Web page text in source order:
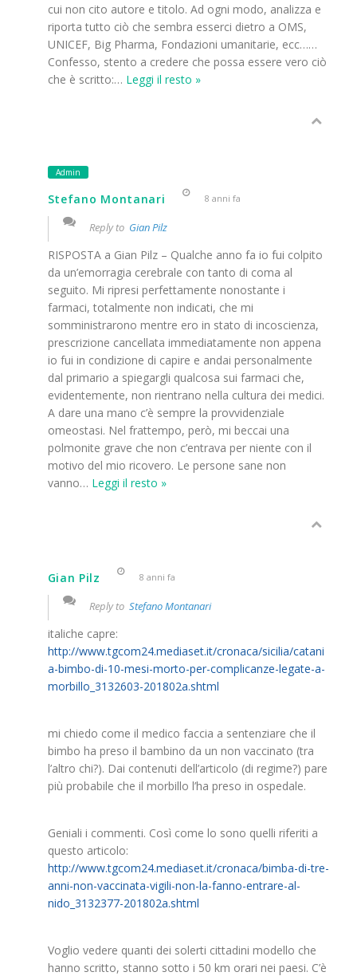
cui non cito autore e titolo. Ad ogni modo, analizza e
riporta tutto ciò che sembra esserci dietro a OMS,
UNICEF, Big Pharma, Fondazioni umanitarie, ecc……
Confesso, stento a credere che possa essere vero ciò
che è scritto:… Leggi il resto »
Admin
Stefano Montanari 8 anni fa
Reply to Gian Pilz
RISPOSTA a Gian Pilz – Qualche anno fa io fui colpito
da un’emorragia cerebrale con tanto di coma al
seguito. Mi ripresi perfettamente nonostante i
farmaci, totalmente non indicati, che mi
somministrarono mentre ero in stato di incoscienza,
prescrizione cancellata immediatamente non appena
io fui in condizione di capire e andai personalmente
dal primario a spiegargli qualcosa sui farmaci che,
evidentemente, non rientrano nella cultura dei medici.
A dare una mano c’è sempre la provvidenziale
omeostasi. Nel frattempo, però, mi beccai una
polmonite grave che non c’entrava per niente con il
motivo del mio ricovero. Le persone sane non
vanno… Leggi il resto »
Gian Pilz 8 anni fa
Reply to Stefano Montanari
italiche capre:
http://www.tgcom24.mediaset.it/cronaca/sicilia/catani
a-bimbo-di-10-mesi-morto-per-complicanze-legate-a-
morbillo_3132603-201802a.shtml
mi chiedo come il medico faccia a sentenziare che il
bimbo ha preso il bambino da un non vaccinato (tra
l’altro chi?). Dai contenuti dell’articolo (di regime?) pare
più probabile che il morbillo l’ha preso in ospedale.
Geniali i commenti. Così come lo sono quelli riferiti a
questo articolo:
http://www.tgcom24.mediaset.it/cronaca/bimba-di-tre-
anni-non-vaccinata-vigili-non-la-fanno-entrare-al-
nido_3132377-201802a.shtml
Voglio vedere quanti dei solerti cittadini modello che
hanno scritto, stanno sotto i 50 km orari nei paesi. C’è